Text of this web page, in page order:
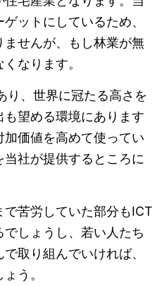
ットにしているため、
せんが、もし林業が無
なります。
り、世界に冠たる高さを
望める環境にあります
価値を高めて使ってい
社が提供するところに
苦労していた部分もICT
しょうし、若い人たち
取り組んでいければ、
う。